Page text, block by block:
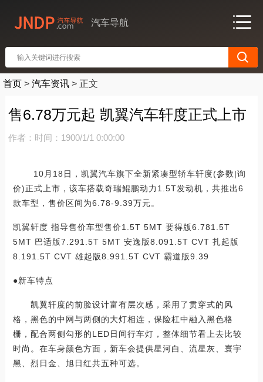
汽车导航
首页 > 汽车资讯 > 正文
售6.78万元起 凯翼汽车轩度正式上市
作者： 时间：1900/1/1 0:00:00
10月18日，凯翼汽车旗下全新紧凑型轿车轩度(参数|询
价)正式上市，该车搭载奇瑞鲲鹏动力1.5T发动机，共推出6
款车型，售价区间为6.78-9.39万元。
凯翼轩度 指导售价车型售价1.5T 5MT 要得版6.781.5T
5MT 巴适版7.291.5T 5MT 安逸版8.091.5T CVT 扎起版
8.191.5T CVT 雄起版8.991.5T CVT 霸道版9.39
●新车特点
凯翼轩度的前脸设计富有层次感，采用了贯穿式的风
格，黑色的中网与两侧的大灯相连，保险杠中融入黑色格
栅，配合两侧勾形的LED日间行车灯，整体细节看上去比较
时尚。在车身颜色方面，新车会提供星河白、流星灰、寰宇
黑、烈日金、旭日红共五种可选。